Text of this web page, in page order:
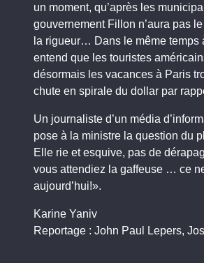
un moment, qu’après les
gouvernement Fillon n’aura pas
la rigueur… Dans le même temps
entend que les touristes
désormais les vacances à Paris
chute en spirale du dollar par
Un journaliste d’un média
pose à la ministre la question du
Elle rie et esquive, pas de
vous attendiez la gaffeuse … ce
aujourd’hui!».
Karine Yaniv
Reportage : John Paul Lepers,